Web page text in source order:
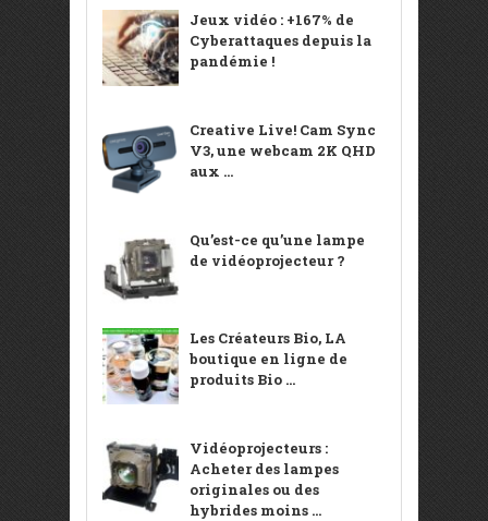
Jeux vidéo : +167% de
Cyberattaques depuis la
pandémie !
Creative Live! Cam Sync
V3, une webcam 2K QHD
aux ...
Qu’est-ce qu’une lampe
de vidéoprojecteur ?
Les Créateurs Bio, LA
boutique en ligne de
produits Bio ...
Vidéoprojecteurs :
Acheter des lampes
originales ou des
hybrides moins ...